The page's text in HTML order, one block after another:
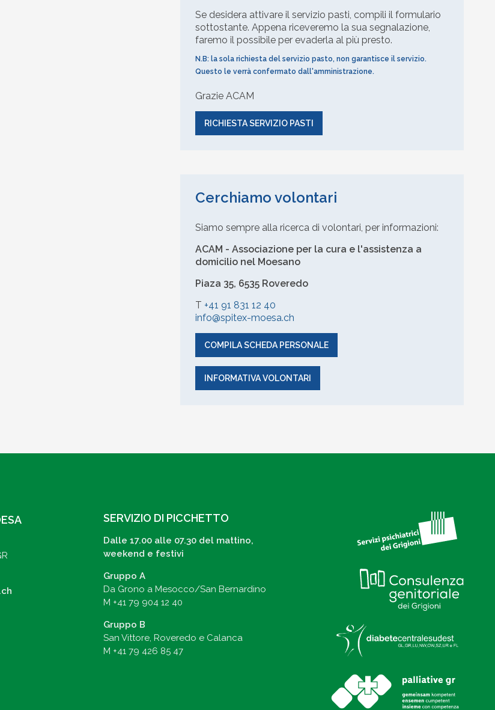
Se desidera attivare il servizio pasti, compili il formulario
sottostante. Appena riceveremo la sua segnalazione,
faremo il possibile per evaderla al più presto.
N.B: la sola richiesta del servizio pasto, non garantisce il servizio.
Questo le verrà confermato dall'amministrazione.
Grazie ACAM
RICHIESTA SERVIZIO PASTI
Cerchiamo volontari
Siamo sempre alla ricerca di volontari, per informazioni:
ACAM - Associazione per la cura e l'assistenza a
domicilio nel Moesano
Piaza 35, 6535 Roveredo
T +41 91 831 12 40
info@spitex-moesa.ch
COMPILA SCHEDA PERSONALE
INFORMATIVA VOLONTARI
SERVIZIO DI PICCHETTO
Dalle 17.00 alle 07.30 del mattino,
weekend e festivi
Gruppo A
Da Grono a Mesocco/San Bernardino
M +41 79 904 12 40
Gruppo B
San Vittore, Roveredo e Calanca
M +41 79 426 85 47